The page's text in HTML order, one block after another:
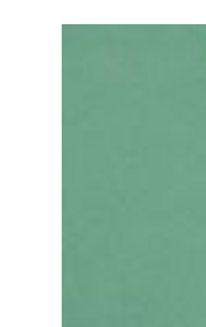
当初は1ヶ所の
今後も拡大が
そんな同法人
「これまで物
保育園が10ヶ
また、起案書